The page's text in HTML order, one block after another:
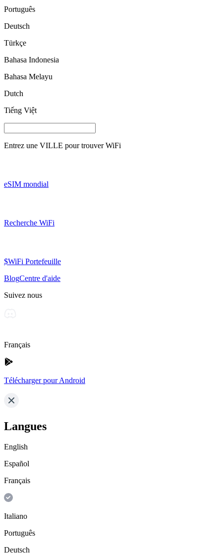
Português
Deutsch
Türkçe
Bahasa Indonesia
Bahasa Melayu
Dutch
Tiếng Việt
Entrez une VILLE pour trouver WiFi
eSIM mondial
Recherche WiFi
$WiFi Portefeuille
BlogCentre d'aide
Suivez nous
Français
Télécharger pour Android
Langues
English
Español
Français
Italiano
Português
Deutsch